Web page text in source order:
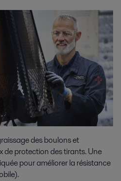
des boulons et
de protection des tirants. Une
pour améliorer la résistance